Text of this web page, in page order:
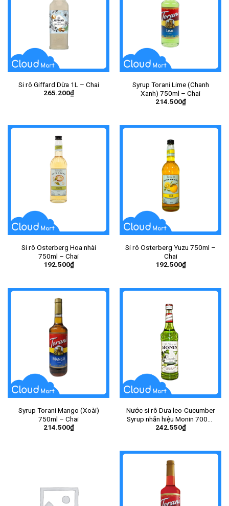
Si rô Giffard Dừa 1L – Chai
265.200₫
Syrup Torani Lime (Chanh
Xanh) 750ml – Chai
214.500₫
Si rô Osterberg Hoa nhài
750ml – Chai
192.500₫
Si rô Osterberg Yuzu 750ml –
Chai
192.500₫
Syrup Torani Mango (Xoài)
750ml – Chai
214.500₫
Nước si rô Dưa leo-Cucumber
Syrup nhãn hiệu Monin 700ml
– Chai
242.550₫